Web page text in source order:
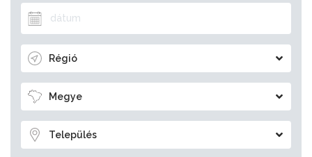
Régió
Megye
Település